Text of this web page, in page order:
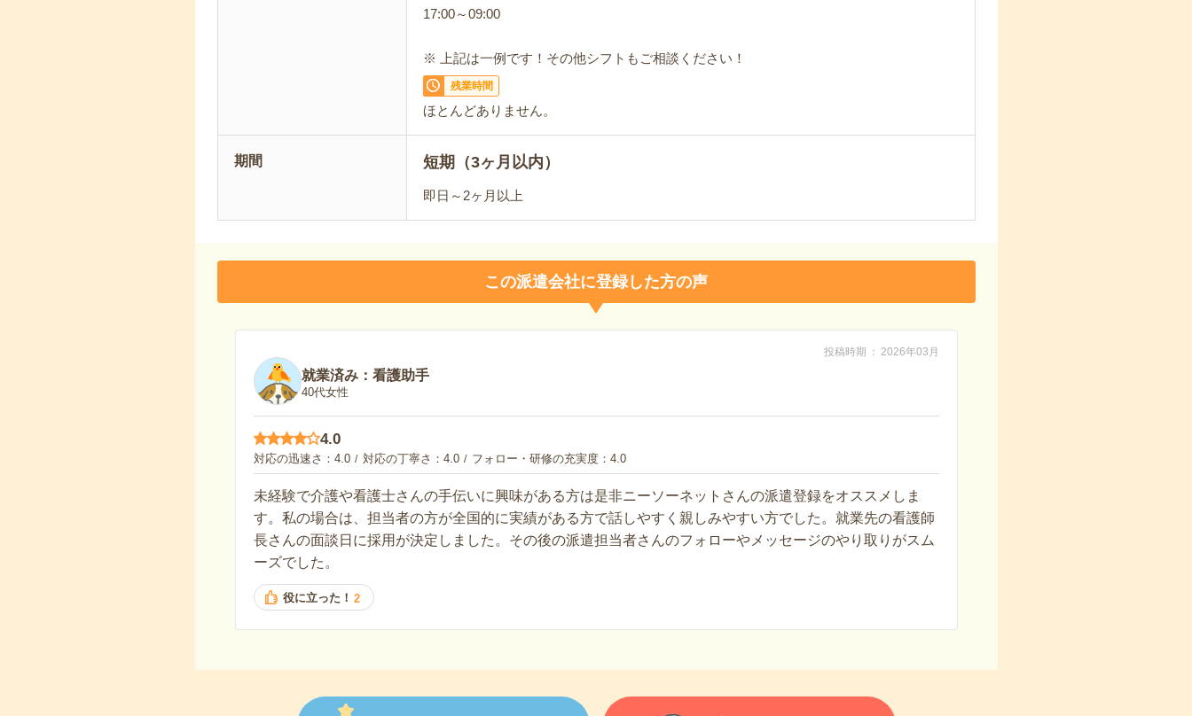
17:00～09:00
※ 上記は一例です！その他シフトもご相談ください！
残業時間
ほとんどありません。
期間 短期（3ヶ月以内）
即日～2ヶ月以上
この派遣会社に登録した方の声
投稿時期 2026年03月
就業済み：看護助手
40代女性
4.0
対応の迅速さ 4.0 対応の丁寧さ 4.0 フォロー・研修の充実度 4.0
未経験で介護や看護士さんの手伝いに興味がある方は是非ニーソーネットさんの派遣登録をオススメしま
す。私の場合は、担当者の方が全国的に実績がある方で話しやすく親しみやすい方でした。就業先の看護師
長さんの面談日に採用が決定しました。その後の派遣担当者さんのフォローやメッセージのやり取りがスム
ーズでした。
役に立った！ 2